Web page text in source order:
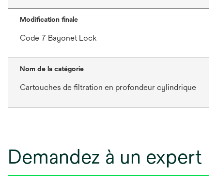
Modification finale
Code 7 Bayonet Lock
Nom de la catégorie
Cartouches de filtration en profondeur cylindrique
Demandez à un expert